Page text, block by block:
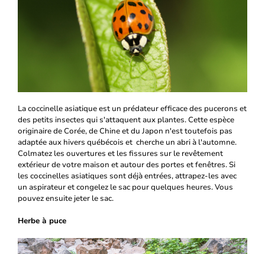
La coccinelle asiatique est un prédateur efficace des pucerons et
des petits insectes qui s'attaquent aux plantes. Cette espèce
originaire de Corée, de Chine et du Japon n'est toutefois pas
adaptée aux hivers québécois et cherche un abri à l'automne.
Colmatez les ouvertures et les fissures sur le revêtement
extérieur de votre maison et autour des portes et fenêtres. Si
les coccinelles asiatiques sont déjà entrées, attrapez-les avec
un aspirateur et congelez le sac pour quelques heures. Vous
pouvez ensuite jeter le sac.
Herbe à puce